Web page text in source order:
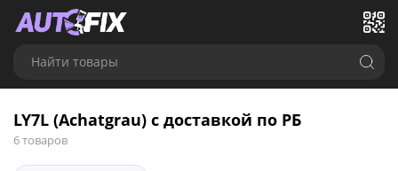
Найти товары
LY7L (Achatgrau) с доставкой по РБ
6 товаров